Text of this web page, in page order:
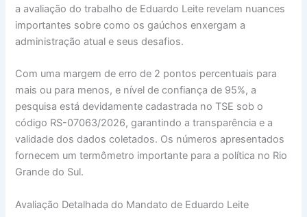
a avaliação do trabalho de Eduardo Leite revelam nuances
importantes sobre como os gaúchos enxergam a
administração atual e seus desafios.
Com uma margem de erro de 2 pontos percentuais para
mais ou para menos, e nível de confiança de 95%, a
pesquisa está devidamente cadastrada no TSE sob o
código RS-07063/2026, garantindo a transparência e a
validade dos dados coletados. Os números apresentados
fornecem um termômetro importante para a política no Rio
Grande do Sul.
Avaliação Detalhada do Mandato de Eduardo Leite